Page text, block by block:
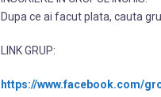
Dupa ce ai facut plata, cauta
LINK GRUP:
https://www.facebook.com/